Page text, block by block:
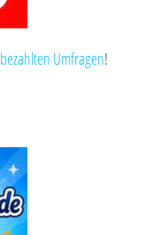
bezahlten Umfragen!